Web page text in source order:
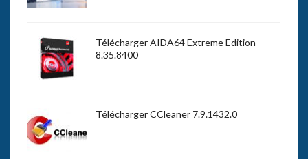
Télécharger AIDA64 Extreme Edition
8.35.8400
Télécharger CCleaner 7.9.1432.0